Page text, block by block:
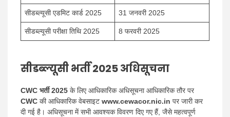
सीडब्ल्यूसी एडमिट कार्ड 2025 31 जनवरी 2025
सीडब्ल्यूसी परीक्षा तिथि 2025 8 फरवरी 2025
सीडब्ल्यूसी भर्ती 2025 अधिसूचना
CWC भर्ती 2025 के लिए आधिकारिक अधिसूचना आधिकारिक तौर पर
CWC की आधिकारिक वेबसाइट www.cewacor.nic.in पर जारी कर
दी गई है। अधिसूचना में सभी आवश्यक विवरण दिए गए हैं, जैसे महत्वपूर्ण